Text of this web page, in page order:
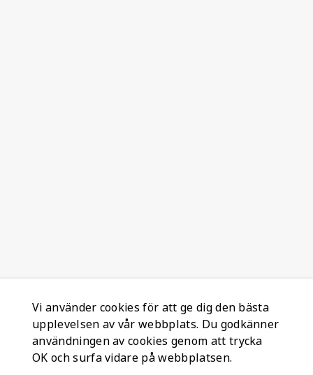
Vi använder cookies för att ge dig den bästa
upplevelsen av vår webbplats. Du godkänner
användningen av cookies genom att trycka
OK och surfa vidare på webbplatsen.